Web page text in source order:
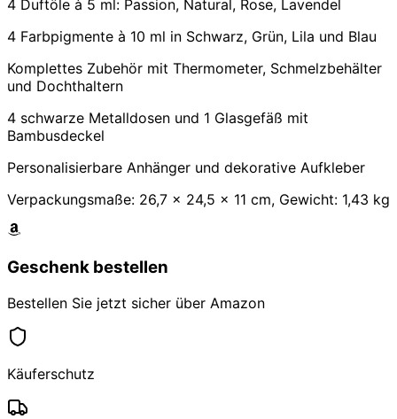
4 Duftöle à 5 ml: Passion, Natural, Rose, Lavendel
4 Farbpigmente à 10 ml in Schwarz, Grün, Lila und Blau
Komplettes Zubehör mit Thermometer, Schmelzbehälter
und Dochthaltern
4 schwarze Metalldosen und 1 Glasgefäß mit
Bambusdeckel
Personalisierbare Anhänger und dekorative Aufkleber
Verpackungsmaße: 26,7 x 24,5 x 11 cm, Gewicht: 1,43 kg
Geschenk bestellen
Bestellen Sie jetzt sicher über Amazon
Käuferschutz